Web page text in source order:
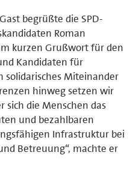
begrüßte die SPD-
Roman
kurzen Grußwort für den
Kandidaten für
solidarisches Miteinander
hinweg setzen wir
sich die Menschen das
und bezahlbaren
Infrastruktur bei
Betreuung“, machte er